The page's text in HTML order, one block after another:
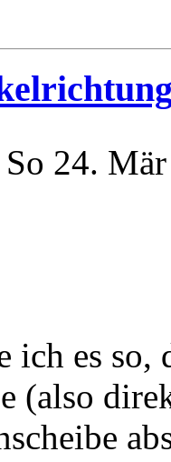
24.
ich es
(also